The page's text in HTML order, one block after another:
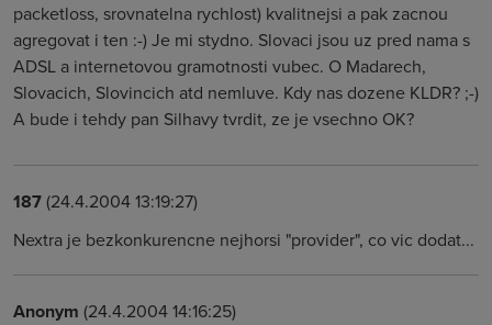
packetloss, srovnatelna rychlost) kvalitnejsi a pak zacnou
agregovat i ten :-) Je mi stydno. Slovaci jsou uz pred nama s
ADSL a internetovou gramotnosti vubec. O Madarech,
Slovacich, Slovincich atd nemluve. Kdy nas dozene KLDR? ;-)
A bude i tehdy pan Silhavy tvrdit, ze je vsechno OK?
187(24.4.2004 13:19:27)
Nextra je bezkonkurencne nejhorsi "provider", co vic dodat...
Anonym (24.4.2004 14:16:25)